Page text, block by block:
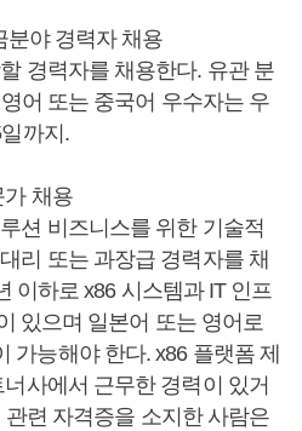
야 경력자 채용
경력자를 채용한다. 유관 분
어 또는 중국어 우수자는 우
까지.
채용
션 비즈니스를 위한 기술적
리 또는 과장급 경력자를 채
이하로 x86 시스템과 IT 인프
있으며 일본어 또는 영어로
가능해야 한다. x86 플랫폼 제
사에서 근무한 경력이 있거
련 자격증을 소지한 사람은